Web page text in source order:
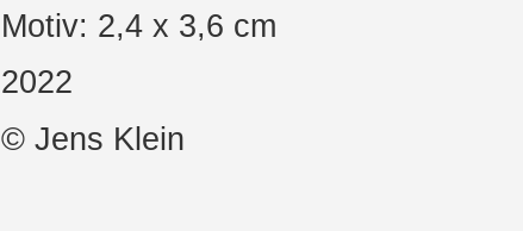
Motiv: 2,4 x 3,6 cm
2022
© Jens Klein